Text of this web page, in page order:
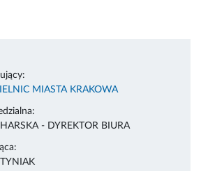
MIASTA KRAKOWA
- DYREKTOR BIURA